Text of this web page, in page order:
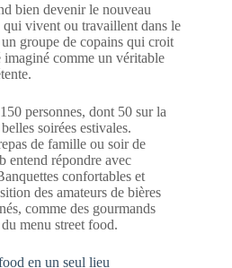
bien devenir le nouveau
qui vivent ou travaillent dans le
groupe de copains qui croit
comme un véritable
personnes, dont 50 sur la
soirées estivales.
de famille ou soir de
entend répondre avec
confortables et
des amateurs de bières
comme des gourmands
menu street food.
en un seul lieu